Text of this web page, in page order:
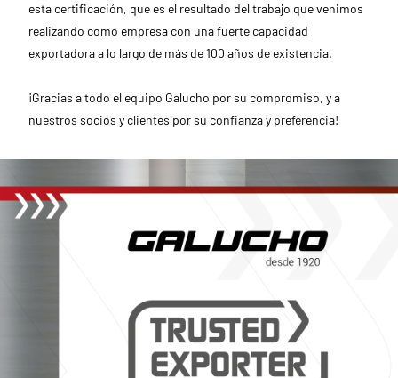
esta certificación, que es el resultado del trabajo que venimos
realizando como empresa con una fuerte capacidad
exportadora a lo largo de más de 100 años de existencia.
¡Gracias a todo el equipo Galucho por su compromiso, y a
nuestros socios y clientes por su confianza y preferencia!